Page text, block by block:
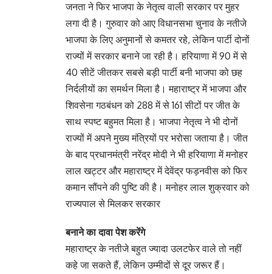
जनता ने फिर भाजपा के नेतृत्व वाली सरकार पर मुहर
लगा दी है। गुरुवार को आए विधानसभा चुनाव के नतीजे
भाजपा के लिए अनुमानों से कमतर रहे, लेकिन पार्टी दोनों
राज्यों में सरकार बनाने जा रही है। हरियाणा में 90 में से
40 सीटें जीतकर सबसे बड़ी पार्टी बनी भाजपा को छह
निर्दलीयों का समर्थन मिला है। महाराष्ट्र में भाजपा और
शिवसेना गठबंधन को 288 में से 161 सीटों पर जीत के
साथ स्पष्ट बहुमत मिला है। भाजपा नेतृत्व ने भी दोनों
राज्यों में अपने मुख्य मंत्रियों पर भरोसा जताया है। जीत
के बाद प्रधानमंत्री नरेंद्र मोदी ने भी हरियाणा में मनोहर
लाल खट्टर और महाराष्ट्र में देवेंद्र फड़नवीस को फिर
कमान सौंपने की पुष्टि की है। मनोहर लाल शुक्रवार को
राज्यपाल से मिलकर सरकार
बनाने का दावा पेश करेंगे
महाराष्ट्र के नतीजे बहुत ज्यादा उलटफेर वाले तो नहीं
कहे जा सकते हैं, लेकिन उम्मीदों से दूर जरूर हैं।